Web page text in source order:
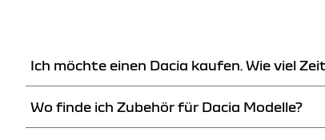
Ich möchte einen Dacia kaufen. Wie viel
Die Lieferfrist hängt vom Fahrzeug und den
Wo finde ich Zubehör für Dacia Modelle?